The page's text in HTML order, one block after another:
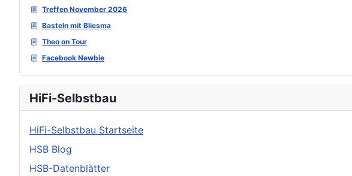
Treffen November 2026
Basteln mit Bliesma
Theo on Tour
Facebook Newbie
HiFi-Selbstbau
HiFi-Selbstbau Startseite
HSB Blog
HSB-Datenblätter